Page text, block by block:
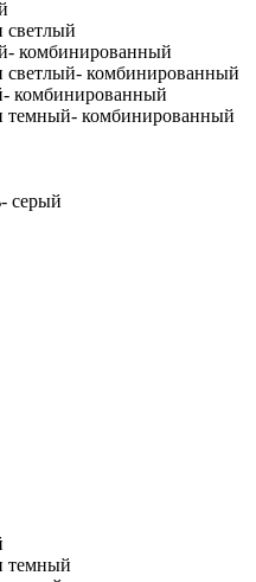
светлый
светлый- комбинированный
темный- комбинированный
серый
темный